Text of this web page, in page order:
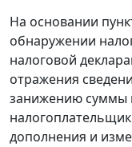
На основании
обнаружении
налоговой
отражения
занижению суммы
дополнения и